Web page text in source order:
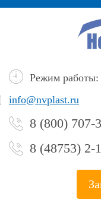
Режим
info@nvplast.ru
8 (800) 707-
8 (48753) 2-